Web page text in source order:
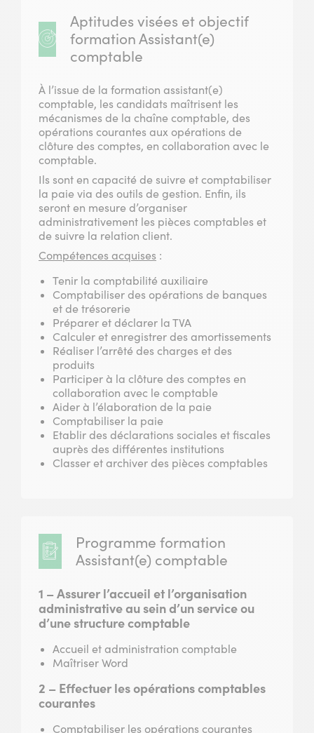
Aptitudes visées et objectif
formation Assistant(e)
comptable
À l’issue de la formation assistant(e)
comptable, les candidats maîtrisent les
mécanismes de la chaîne comptable, des
opérations courantes aux opérations de
clôture des comptes, en collaboration avec le
comptable.
Ils sont en capacité de suivre et comptabiliser
la paie via des outils de gestion. Enfin, ils
seront en mesure d’organiser
administrativement les pièces comptables et
de suivre la relation client.
Compétences acquises :
Tenir la comptabilité auxiliaire
Comptabiliser des opérations de banques
et de trésorerie
Préparer et déclarer la TVA
Calculer et enregistrer des amortissements
Réaliser l’arrêté des charges et des
produits
Participer à la clôture des comptes en
collaboration avec le comptable
Aider à l’élaboration de la paie
Comptabiliser la paie
Etablir des déclarations sociales et fiscales
auprès des différentes institutions
Classer et archiver des pièces comptables
Programme formation
Assistant(e) comptable
1 – Assurer l’accueil et l’organisation
administrative au sein d’un service ou
d’une structure comptable
Accueil et administration comptable
Maîtriser Word
2 – Effectuer les opérations comptables
courantes
Comptabiliser les opérations courantes